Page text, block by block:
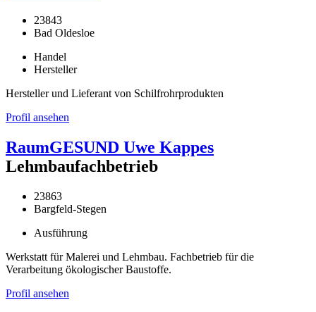
23843
Bad Oldesloe
Handel
Hersteller
Hersteller und Lieferant von Schilfrohrprodukten
Profil ansehen
RaumGESUND Uwe Kappes
Lehmbaufachbetrieb
23863
Bargfeld-Stegen
Ausführung
Werkstatt für Malerei und Lehmbau. Fachbetrieb für die
Verarbeitung ökologischer Baustoffe.
Profil ansehen